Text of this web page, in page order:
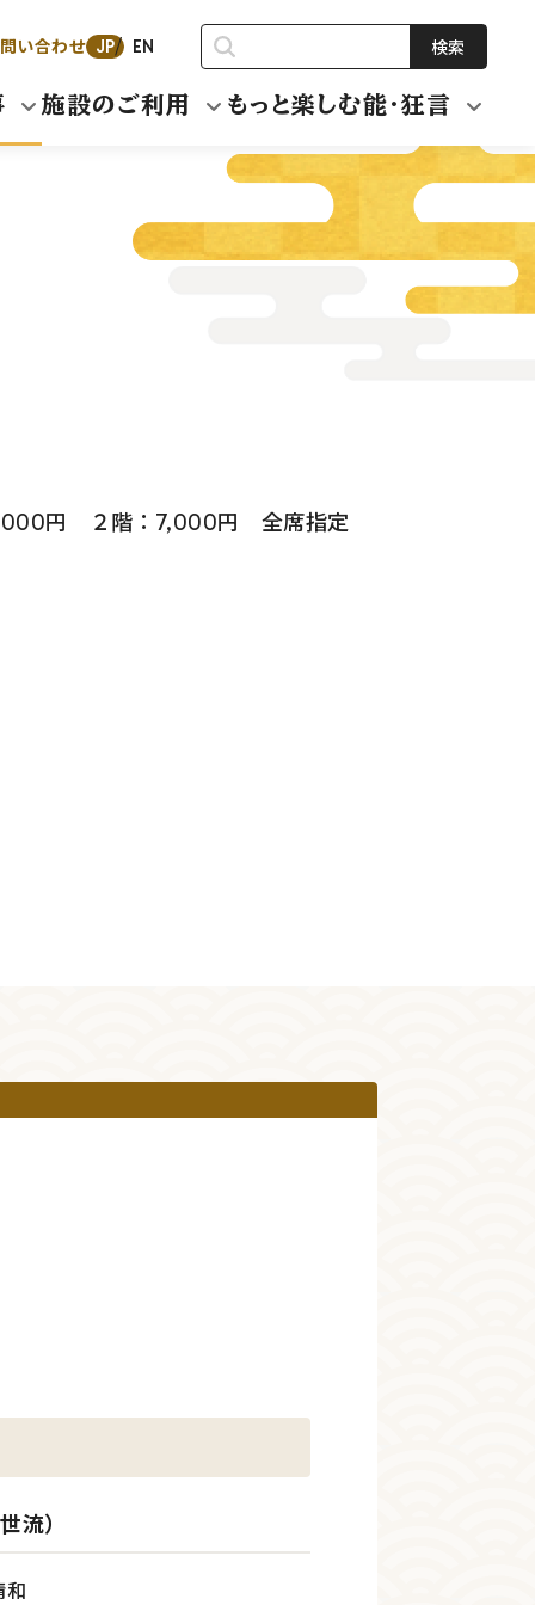
い合わせ JP EN 検索
施設のご利用 もっと楽しむ能・狂言
円 ２階：7,000円 全席指定
流）